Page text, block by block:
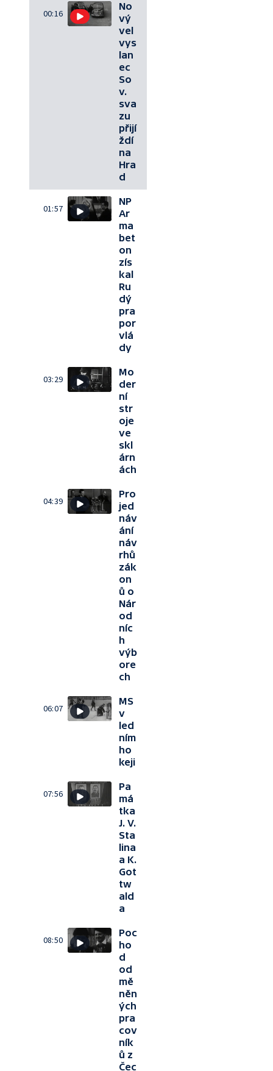
00:16
No
vý
vel
vys
lan
ec
So
v.
sva
zu
přijí
ždí
na
Hra
d
01:57
NP
Ar
ma
bet
on
zís
kal
Ru
dý
pra
por
vlá
dy
03:29
Mo
der
ní
str
oje
ve
skl
árn
ách
04:39
Pro
jed
náv
ání
náv
rhů
zák
on
ů o
Nár
od
níc
h
výb
ore
ch
06:07
MS
v
led
ním
ho
keji
07:56
Pa
má
tka
J. V.
Sta
lina
a K.
Got
tw
ald
a
08:50
Poc
ho
d
od
mě
něn
ých
pra
cov
ník
ů z
Čec